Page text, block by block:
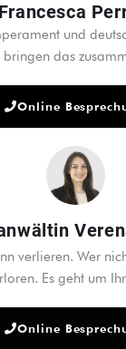
und
bringen das
Online
verlieren. Wer
Es geht um
Online